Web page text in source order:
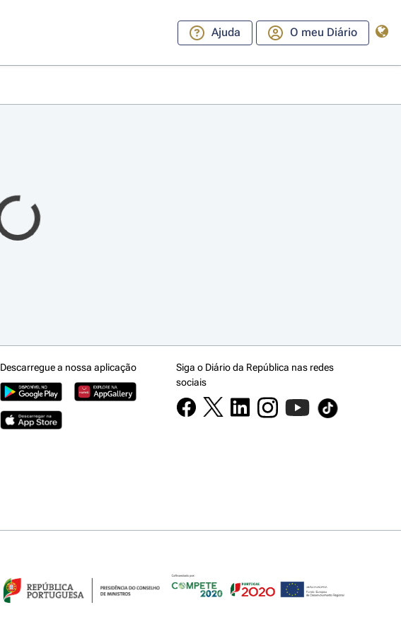
Ajuda O meu Diário
Descarregue a nossa aplicação
Siga o Diário da República nas redes
sociais